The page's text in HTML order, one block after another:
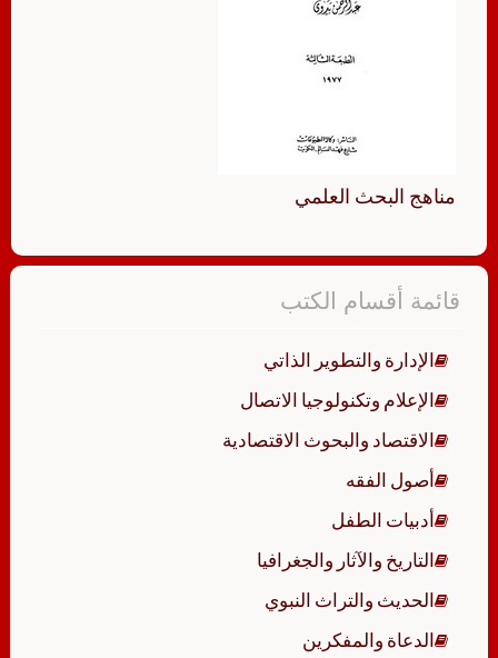
مناهج البحث العلمي
قائمة أقسام الكتب
الإدارة والتطوير الذاتي
الإعلام وتكنولوجيا الاتصال
الاقتصاد والبحوث الاقتصادية
أصول الفقه
أدبيات الطفل
التاريخ والآثار والجغرافيا
الحديث والتراث النبوي
الدعاة والمفكرين